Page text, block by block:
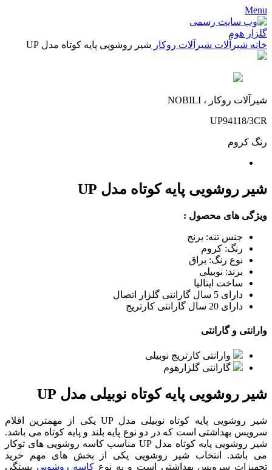
Menu
خانه شیرآلات شیرآلات روکار شیر روشویی پایه کوتاه مدل UP
شیرآلات روکار ، NOBILI
UP94118/3CR
رنگ کروم
شیر روشویی پایه کوتاه مدل UP
ویژگی های محصول :
جنس تنه: برنج
رنگ: کروم
نوع رنگ: براق
برند: نوبیلی
ساخت ایتالیا
دارای 5 سال گارانتی گلزار اتصال
دارای 20 سال گارانتی کارتریج
وارانتی و گارانتی
وارانتی کارتریج نوبیلی
گارانتی گلزارهوم
شیر روشویی پایه کوتاه نوبیلی مدل UP
شیر روشویی پایه کوتاه نوبیلی مدل UP یکی از مهمترین اقلام
سرویس بهداشتی است که در دو نوع پایه بلند و پایه کوتاه می باشد.
شیر روشویی پایه کوتاه مدل UP مناسب کاسه روشویی های توکار
می باشد. انتخاب شیر روشویی یکی از بخش های مهم خرید
تجهیزات سرویس بهداشتی است و به نوع کاسه روشویی بستگی